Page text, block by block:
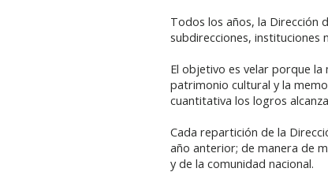
Todos los años, la Dirección
subdirecciones, instituciones
El objetivo es velar porque
patrimonio cultural y la
cuantitativa los logros
Cada repartición de la
año anterior; de manera de
y de la comunidad nacional.